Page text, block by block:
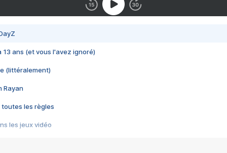
13 ans (et vous l'avez ignoré)
(littéralement)
Rayan
toutes les règles
les jeux vidéo